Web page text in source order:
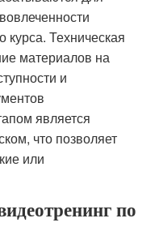
курса. Техническая
материалов на
и
является
что позволяет
или
по